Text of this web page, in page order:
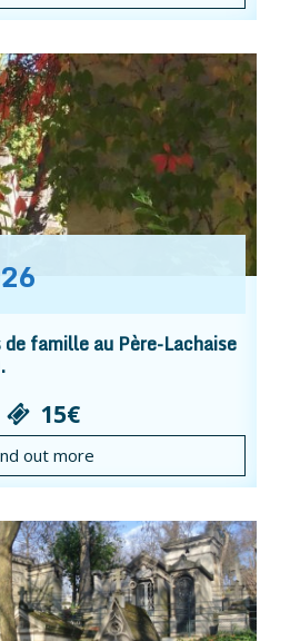
famille au Père-Lachaise
15€
out more